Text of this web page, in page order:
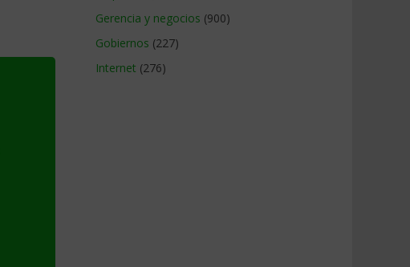
Gerencia y negocios (900)
Gobiernos (227)
Internet (276)